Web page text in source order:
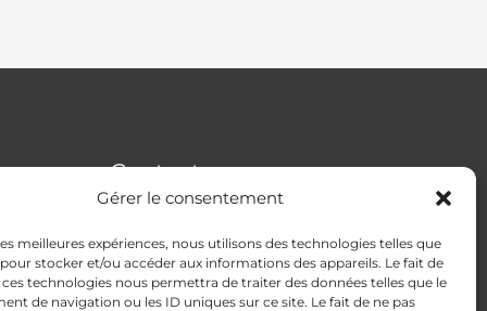
Gérer le consentement
meilleures expériences, nous utilisons des technologies telles que
stocker et/ou accéder aux informations des appareils. Le fait de
technologies nous permettra de traiter des données telles que le
de navigation ou les ID uniques sur ce site. Le fait de ne pas
Contact
33170 Gradignan
Mail : autismeguider@gmail.com